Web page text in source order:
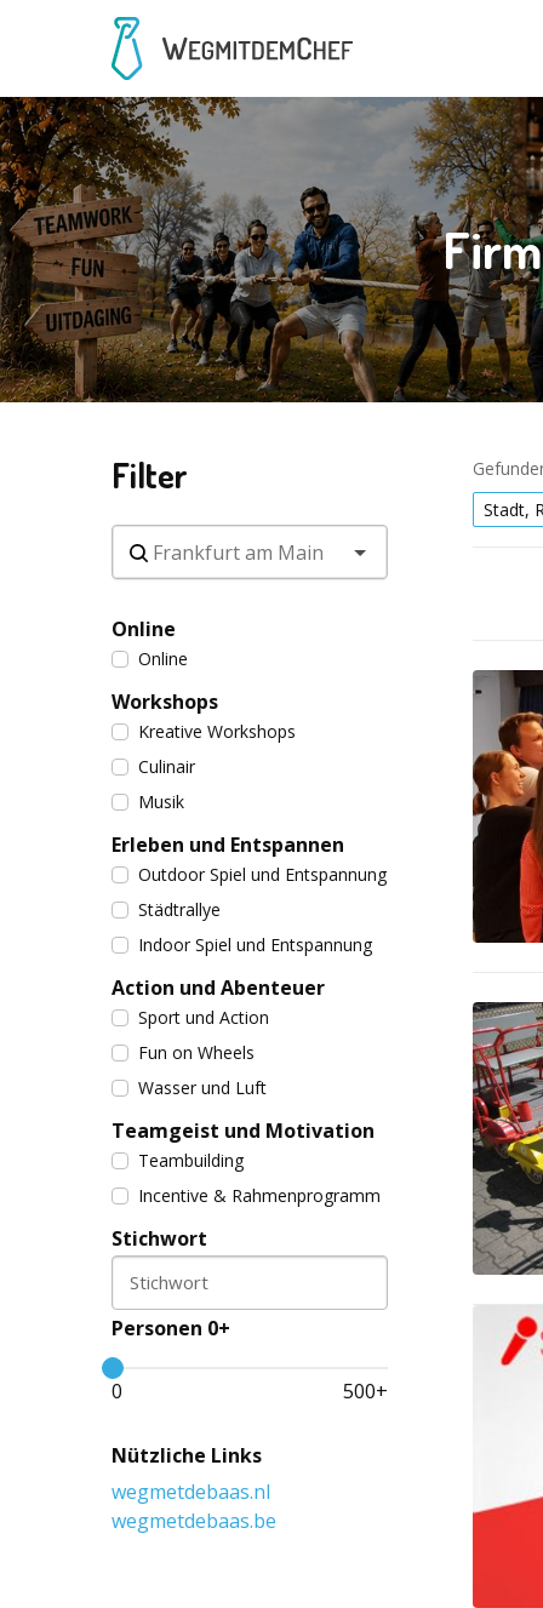
Filter
Online
Online
Workshops
Kreative Workshops
Culinair
Musik
Erleben und Entspannen
Outdoor Spiel und Entspannung
Städtrallye
Indoor Spiel und Entspannung
Action und Abenteuer
Sport und Action
Fun on Wheels
Wasser und Luft
Teamgeist und Motivation
Teambuilding
Incentive & Rahmenprogramm
Stichwort
Stichwort
Personen 0+
0 500+
Nützliche Links
wegmetdebaas.nl
wegmetdebaas.be
Stadt,